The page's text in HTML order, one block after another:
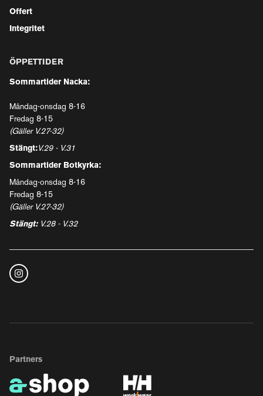
Offert
Integritet
ÖPPETTIDER
Sommartider Nacka:
Måndag-onsdag 8-16
Fredag 8-15
(Gäller V.27-32)
Stängt:V.29 - V.31
Sommartider Botkyrka:
Måndag-onsdag 8-16
Fredag 8-15
(Gäller V.27-32)
Stängt: V.28 - V.32
Partners